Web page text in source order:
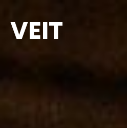
VEIT